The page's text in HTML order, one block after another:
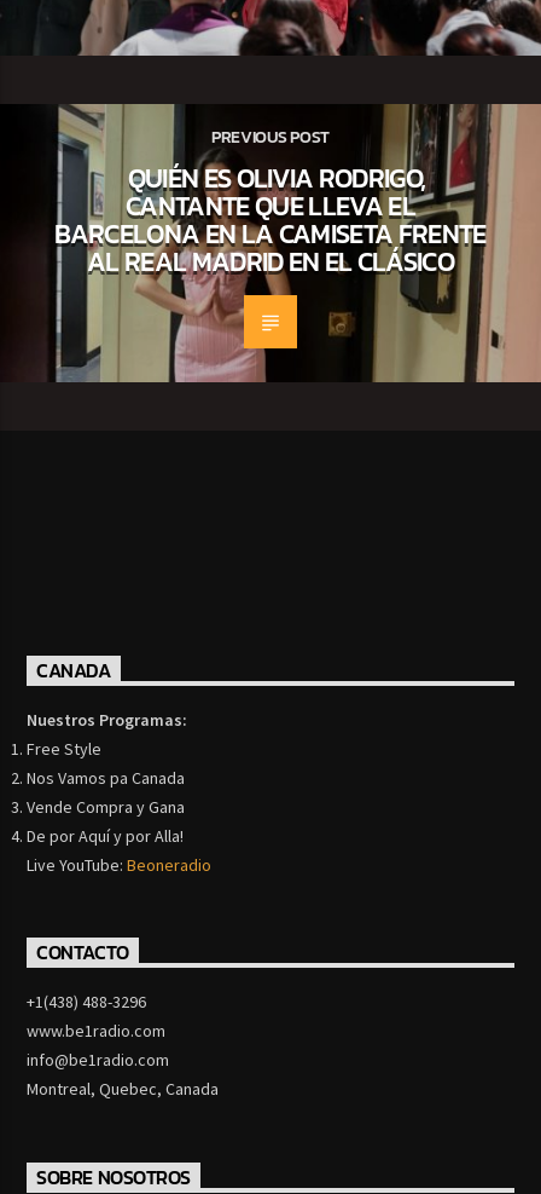
PREVIOUS POST
QUIÉN ES OLIVIA RODRIGO,
CANTANTE QUE LLEVA EL
BARCELONA EN LA CAMISETA FRENTE
AL REAL MADRID EN EL CLÁSICO
CANADA
Nuestros Programas:
Free Style
Nos Vamos pa Canada
Vende Compra y Gana
De por Aquí y por Alla!
Live YouTube:Beoneradio
CONTACTO
+1(438) 488-3296
www.be1radio.com
info@be1radio.com
Montreal, Quebec, Canada
SOBRE NOSOTROS